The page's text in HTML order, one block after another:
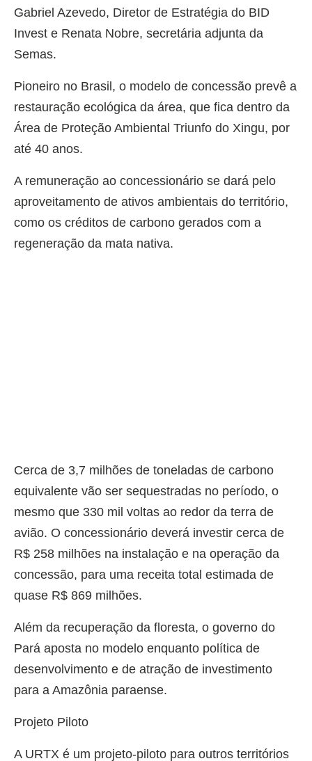
Gabriel Azevedo, Diretor de Estratégia do BID
Invest e Renata Nobre, secretária adjunta da
Semas.
Pioneiro no Brasil, o modelo de concessão prevê a
restauração ecológica da área, que fica dentro da
Área de Proteção Ambiental Triunfo do Xingu, por
até 40 anos.
A remuneração ao concessionário se dará pelo
aproveitamento de ativos ambientais do território,
como os créditos de carbono gerados com a
regeneração da mata nativa.
Cerca de 3,7 milhões de toneladas de carbono
equivalente vão ser sequestradas no período, o
mesmo que 330 mil voltas ao redor da terra de
avião. O concessionário deverá investir cerca de
R$ 258 milhões na instalação e na operação da
concessão, para uma receita total estimada de
quase R$ 869 milhões.
Além da recuperação da floresta, o governo do
Pará aposta no modelo enquanto política de
desenvolvimento e de atração de investimento
para a Amazônia paraense.
Projeto Piloto
A URTX é um projeto-piloto para outros territórios